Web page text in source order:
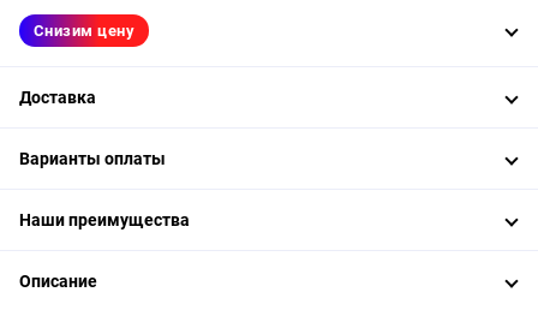
Снизим цену
Доставка
Варианты оплаты
Наши преимущества
Описание